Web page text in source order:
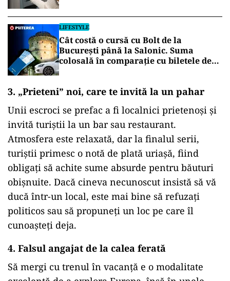
LIFESTYLE
Cât costă o cursă cu Bolt de la
București până la Salonic. Suma
colosală în comparație cu biletele de
3. „Prieteni” noi, care te invită la un pahar
Unii escroci se prefac a fi localnici prietenoși și
invită turiștii la un bar sau restaurant.
Atmosfera este relaxată, dar la finalul serii,
turiștii primesc o notă de plată uriașă, fiind
obligați să achite sume absurde pentru băuturi
obișnuite. Dacă cineva necunoscut insistă să vă
ducă într-un local, este mai bine să refuzați
politicos sau să propuneți un loc pe care îl
cunoașteți deja.
4. Falsul angajat de la calea ferată
Să mergi cu trenul în vacanță e o modalitate